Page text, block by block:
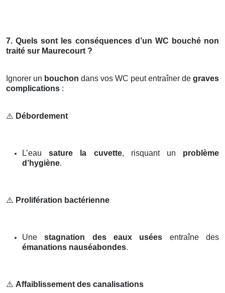
7. Quels sont les conséquences d’un WC bouché non
traité sur Maurecourt ?
Ignorer un bouchon dans vos WC peut entraîner de graves
complications :
⚠️ Débordement
L’eausature la cuvette, risquant un problème
d’hygiène.
⚠️ Prolifération bactérienne
Unestagnation des eaux usées entraîne des
émanations nauséabondes.
⚠️ Affaiblissement des canalisations